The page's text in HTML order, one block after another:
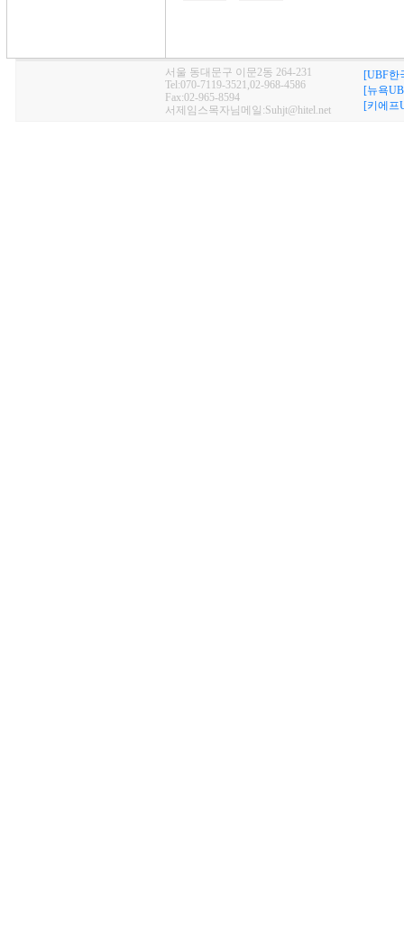
서울 동대문구 이문2동 264-231
Tel:070-7119-3521,02-968-4586
Fax:02-965-8594
서제임스목자님메일:Suhjt@hitel.net
[UBF한
[뉴욕
[키에프